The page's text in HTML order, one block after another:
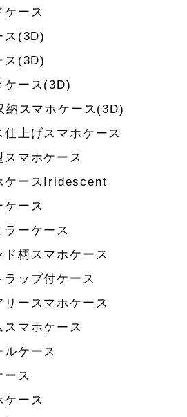
ケース
ス(3D)
ス(3D)
ケース(3D)
納スマホケース(3D)
仕上げスマホケース
スマホケース
ケースIridescent
ケース
ラーケース
ド柄スマホケース
ラップ付ケース
リースマホケース
スマホケース
ルケース
ース
ケース